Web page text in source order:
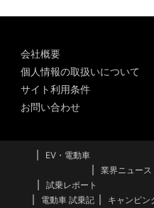
会社概要
個人情報の取扱いについて
サイト利用条件
お問い合わせ
EV・電動車
業界ニュース
試乗レポート
電動車 試乗記
キャンピン